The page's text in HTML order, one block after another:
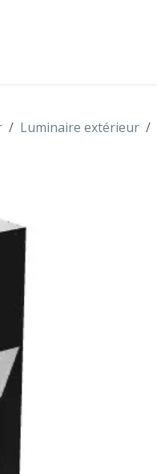
Luminaire extérieur